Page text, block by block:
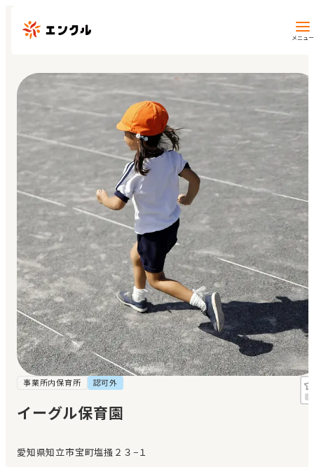
メニュー
保育園・幼稚園を探す
地図から探す
地域から探す
マイページ
閲覧履歴
お気に入り
見学日記
メッセージ
おすすめの園
エンクルの特徴と活用方法
事業所内保育所 認可外
イーグル保育園
愛知県知立市宝町塩掻２３−１